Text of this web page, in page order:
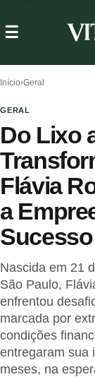
Início›Geral
GERAL
Do Lixo
Flávia
a
Sucesso
Nascida em 21
São Paulo,
enfrentou
marcada por
condições
entregaram sua
meses, na